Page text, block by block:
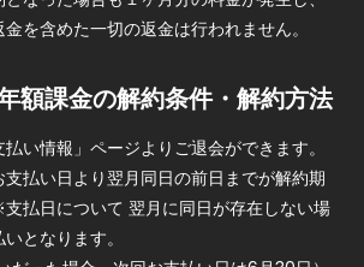
を含めた一切の返金は行われません。
額課金の解約条件・解約方法
い情報」ページよりご退会ができます。
払い日より翌月同日の前日までが解約期
払日について 翌月に同日が存在しない場
となります。